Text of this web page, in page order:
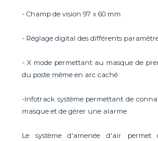
- Champ de vision 97 x 60 mm
- Réglage digital des différents
- X mode permettant au masque de
du poste même en arc caché
-Infotrack système permettant de
masque et de gérer une alarme
Le système d'amenée d'air